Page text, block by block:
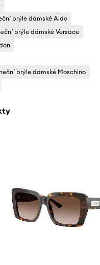
brýle dámské Aldo
brýle dámské Versace
brýle dámské Moschino